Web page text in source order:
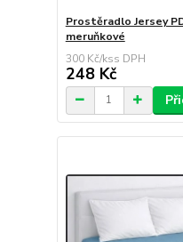
Prostěradlo Jersey
meruňkové
300 Kč/ks
248 Kč